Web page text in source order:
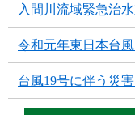
入間川流域緊急治
令和元年東日本台
台風19号に伴う災